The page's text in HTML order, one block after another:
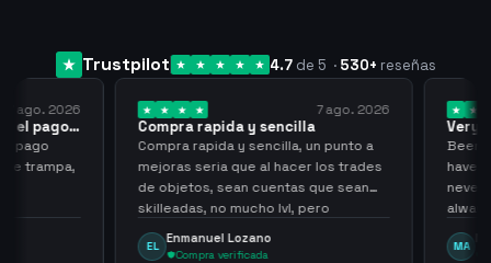
Trustpilot 4.7 de 5 · 530+ reseñas
2026
pago…
trampa,
7 ago. 2026
Compra rapida y sencilla
Compra rapida y sencilla, un punto a
mejoras seria que al hacer los trades
de objetos, sean cuentas que sean
skilleadas, no mucho lvl, pero
tampoco una lvl 3, ya que puede
comprometer mi cuenta
EL
Enmanuel Lozano
Compra verificada
Very
Been
have
never
always
MA